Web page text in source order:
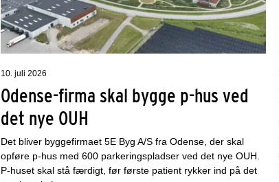
10. juli 2026
Odense-firma skal bygge p-hus ved
det nye OUH
Det bliver byggefirmaet 5E Byg A/S fra Odense, der skal
opføre p-hus med 600 parkeringspladser ved det nye OUH.
P-huset skal stå færdigt, før første patient rykker ind på det